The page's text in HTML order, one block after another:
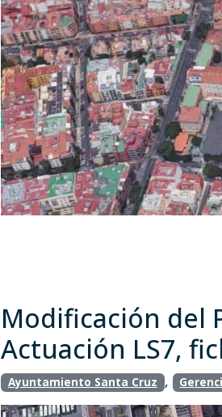
Modificación del
Actuación LS7,
Ayuntamiento Santa Cruz ,